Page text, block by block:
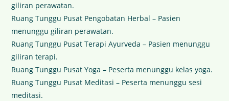
giliran perawatan.
Ruang Tunggu Pusat Pengobatan Herbal – Pasien
menunggu giliran perawatan.
Ruang Tunggu Pusat Terapi Ayurveda – Pasien menunggu
giliran terapi.
Ruang Tunggu Pusat Yoga – Peserta menunggu kelas yoga.
Ruang Tunggu Pusat Meditasi – Peserta menunggu sesi
meditasi.